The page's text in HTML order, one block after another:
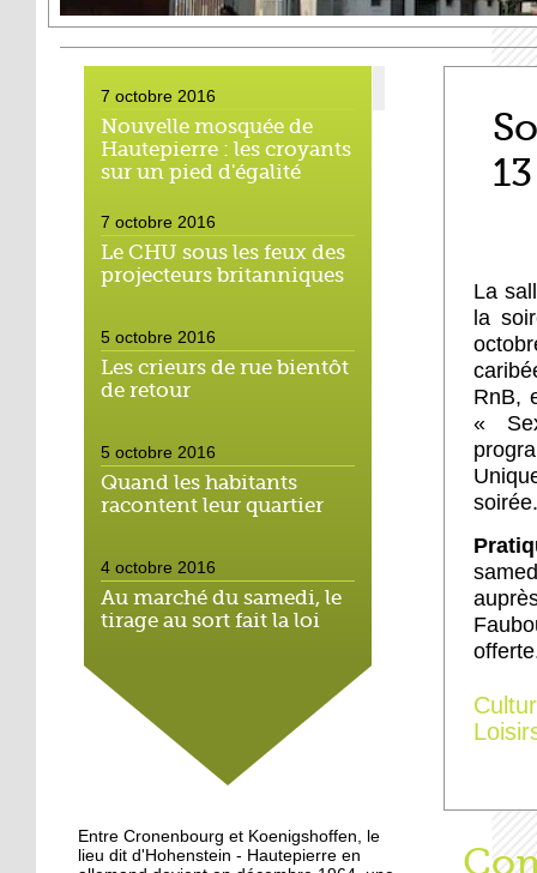
7 octobre 2016
Nouvelle mosquée de
Hautepierre : les croyants
sur un pied d'égalité
7 octobre 2016
Le CHU sous les feux des
projecteurs britanniques
5 octobre 2016
Les crieurs de rue bientôt
de retour
5 octobre 2016
Quand les habitants
racontent leur quartier
4 octobre 2016
Au marché du samedi, le
tirage au sort fait la loi
4 octobre 2016
Hautepierre: paysage
sonore
Hautepierre au cœur d'un
jeu vidéo
Entre Cronenbourg et Koenigshoffen, le
lieu dit d'Hohenstein - Hautepierre en
La
la
RnB,
«
soirée.